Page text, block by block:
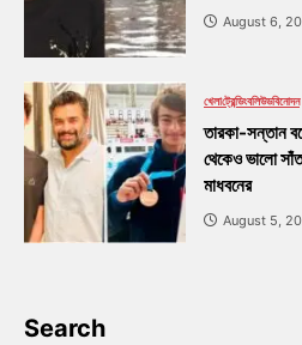
August 6,
খেলাট্রেন্ডিংবলিউডবিনোদন
তারকা-সন্তান
থেকেও ভালো
মাধবনের
August 5,
Search